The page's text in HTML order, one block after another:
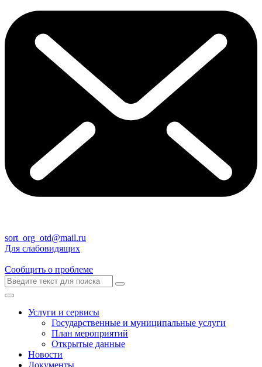
sort_org_otd@mail.ru
Для слабовидящих
Сообщить о проблеме
Услуги и сервисы
Государственные и муниципальные услуги
План мероприятий
Открытые данные
Новости